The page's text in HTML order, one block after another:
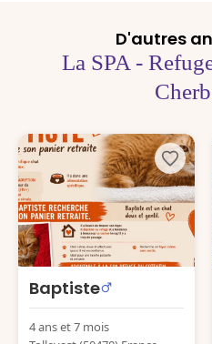
D'autres
La SPA -
Baptiste
4 ans et 7 mois